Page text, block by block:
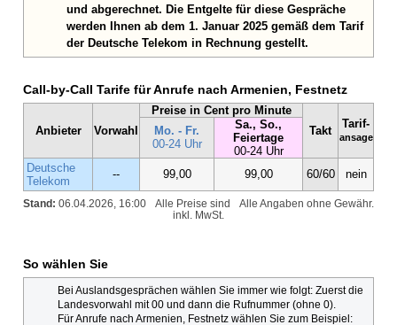
und abgerechnet. Die Entgelte für diese Gespräche
werden Ihnen ab dem 1. Januar 2025 gemäß dem Tarif
der Deutsche Telekom in Rechnung gestellt.
Call-by-Call Tarife für Anrufe nach Armenien, Festnetz
Anbieter Vorwahl
Preise in Cent pro Minute
Takt
Tarif-
ansage
Mo. - Fr.
00-24 Uhr
Sa., So.,
Feiertage
00-24 Uhr
Deutsche
Telekom
-- 99,00 99,00 60/60 nein
Stand: 06.04.2026, 16:00 Alle Angaben ohne Gewähr.
Alle Preise sind
inkl. MwSt.
So wählen Sie
Bei Auslandsgesprächen wählen Sie immer wie folgt: Zuerst die
Landesvorwahl mit 00 und dann die Rufnummer (ohne 0).
Für Anrufe nach Armenien, Festnetz wählen Sie zum Beispiel: